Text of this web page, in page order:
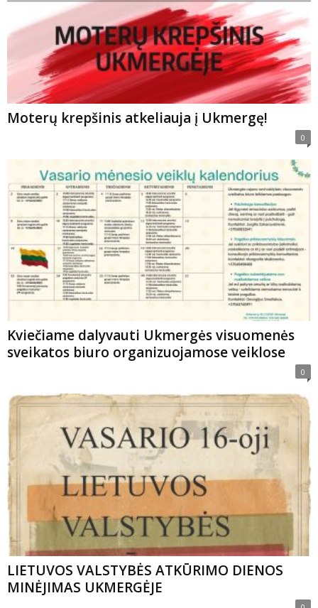
Moterų krepšinis atkeliauja į Ukmergę!
0
Kviečiame dalyvauti Ukmergės visuomenės
sveikatos biuro organizuojamose veiklose
0
LIETUVOS VALSTYBĖS ATKŪRIMO DIENOS
MINĖJIMAS UKMERGĖJE